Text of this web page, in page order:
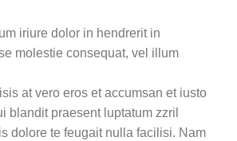
iriure dolor in hendrerit in
molestie consequat, vel illum
at vero eros et accumsan et iusto
blandit praesent luptatum zzril
dolore te feugait nulla facilisi. Nam